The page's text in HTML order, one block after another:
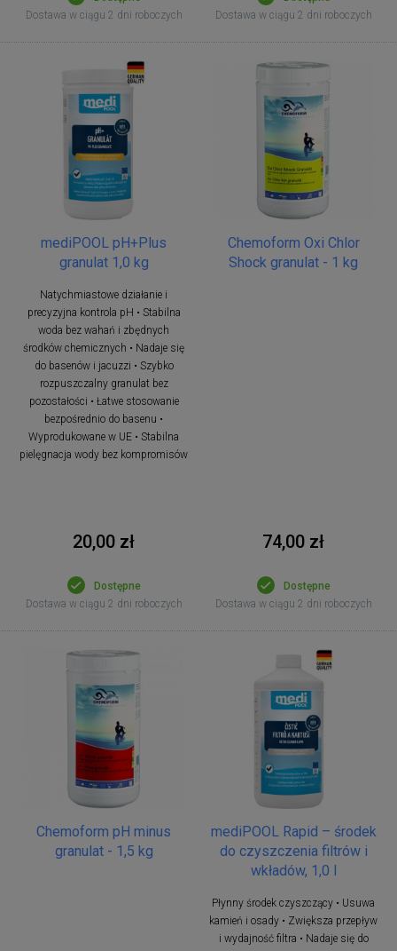
Dostawa w ciągu 2 dni roboczych
Dostawa w ciągu 2 dni roboczych
mediPOOL pH+Plus
granulat 1,0 kg
Natychmiastowe działanie i
precyzyjna kontrola pH • Stabilna
woda bez wahań i zbędnych
środków chemicznych • Nadaje się
do basenów i jacuzzi • Szybko
rozpuszczalny granulat bez
pozostałości • Łatwe stosowanie
bezpośrednio do basenu •
Wyprodukowane w UE • Stabilna
pielęgnacja wody bez kompromisów
20,00 zł
Dostępne
Dostawa w ciągu 2 dni roboczych
Chemoform Oxi Chlor
Shock granulat - 1 kg
74,00 zł
Dostępne
Dostawa w ciągu 2 dni roboczych
Chemoform pH minus
granulat - 1,5 kg
mediPOOL Rapid – środek
do czyszczenia filtrów i
wkładów, 1,0 l
Płynny środek czyszczący • Usuwa
kamień i osady • Zwiększa przepływ
i wydajność filtra • Nadaje się do